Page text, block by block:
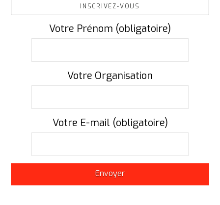
INSCRIVEZ-VOUS
Votre Prénom (obligatoire)
Votre Organisation
Votre E-mail (obligatoire)